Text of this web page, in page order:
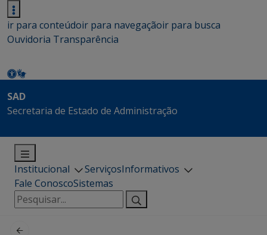
ir para conteúdoir para navegaçãoir para busca
Ouvidoria Transparência
SAD
Secretaria de Estado de Administração
Institucional ServiçosInformativos
Fale ConoscoSistemas
Pesquisar
por: